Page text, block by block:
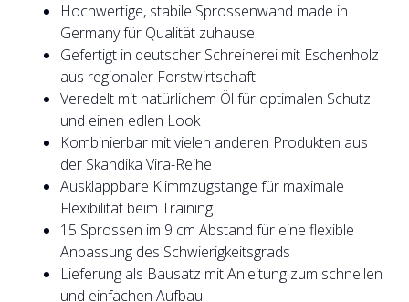
Hochwertige, stabile Sprossenwand made in
Germany für Qualität zuhause
Gefertigt in deutscher Schreinerei mit Eschenholz
aus regionaler Forstwirtschaft
Veredelt mit natürlichem Öl für optimalen Schutz
und einen edlen Look
Kombinierbar mit vielen anderen Produkten aus
der Skandika Vira-Reihe
Ausklappbare Klimmzugstange für maximale
Flexibilität beim Training
15 Sprossen im 9 cm Abstand für eine flexible
Anpassung des Schwierigkeitsgrads
Lieferung als Bausatz mit Anleitung zum schnellen
und einfachen Aufbau